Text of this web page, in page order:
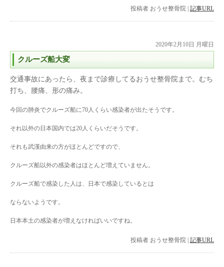
投稿者 おうせ整骨院 | 記事URL
2020年2月10日 月曜日
クルーズ船大変
交通事故にあったら、夜まで診療してるおうせ整骨院まで。むち
打ち、腰痛、形の痛み。
今回の肺炎でクルーズ船に70人くらい感染者が出たそうです。
それ以外の日本国内では20人くらいだそうです。
それも武漢由来の方がほとんどですので、
クルーズ船以外の感染者はほとんど増えていません。
クルーズ船で感染した人は、日本で感染しているとは
ならないようです。
日本本土の感染者が増えなければいいですね。
投稿者 おうせ整骨院 | 記事URL